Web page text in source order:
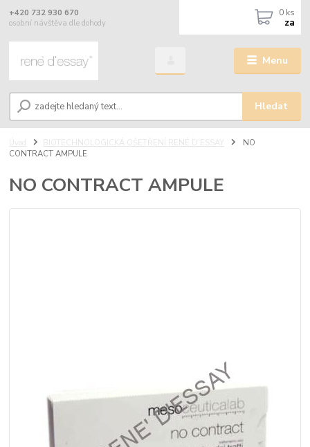
Menu
Hledat
+420 732 930 670
osobní návštěva dle dohody
0 ks
za
Úvod BIOTECHNOLOGICKÁ OŠETŘENÍ RENÉ D’ESSAY
NO
CONTRACT AMPULE
NO CONTRACT AMPULE